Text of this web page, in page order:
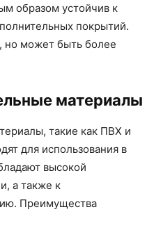
образом устойчив к
покрытий.
но может быть более
материалы
такие как ПВХ и
для использования в
высокой
а также к
Преимущества